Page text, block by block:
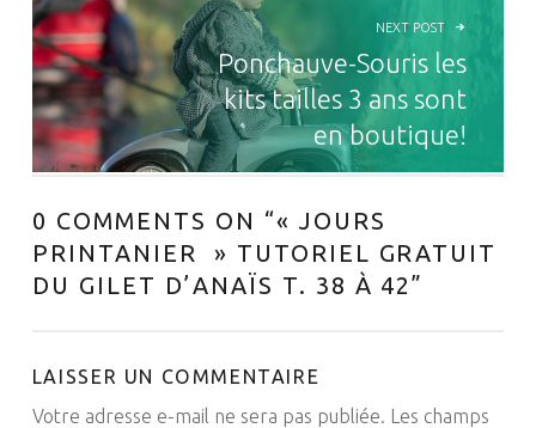
NEXT POST
Ponchauve-Souris les
kits tailles 3 ans sont
en boutique!
0 COMMENTS ON “« JOURS
PRINTANIER » TUTORIEL GRATUIT
DU GILET D’ANAÏS T. 38 À 42”
LAISSER UN COMMENTAIRE
Votre adresse e-mail ne sera pas publiée. Les champs